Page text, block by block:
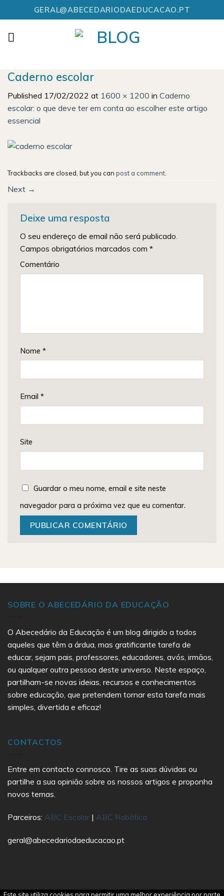
to
content
GERAL@ABECEDARIODAEDUCACAO.PT
Caderno escolar
Published 17/02/2022 at 1600 × 1200 in Caderno
escolar: o que deve ter em conta ao escolher este artigo
essencial
Trackbacks are closed, but you can post a comment
Next →
Deixe uma resposta
O seu endereço de email não será publicado.
Campos obrigatórios marcados com *
Comentário
Nome *
Email *
Site
Guardar o meu nome, email e site neste
navegador para a próxima vez que eu comentar.
SOBRE O ABECEDÁRIO DA EDUCAÇÃO
O Abecedário da Educação é um blog dirigido a todos
aqueles que têm a árdua, mas gratificante tarefa de
educar, sejam pais, professores, educadores, avós, irmãos,
ou qualquer outra pessoa deste universo. Neste espaço,
partilham-se novas ideias, recursos e conhecimentos
sobre educação, que pretendem tornar esta tarefa mais
simples, divertida e eficaz!
CONTACTOS
Entre em contacto connosco. Tire as suas dúvidas ou
partilhe a sua opinião sobre os nossos artigos e proponha
novos temas.
Parceiros: ABC Escolar | ABC Robótica
geral@abecedariodaeducacao.pt